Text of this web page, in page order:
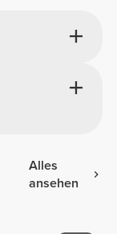
Alles
ansehen